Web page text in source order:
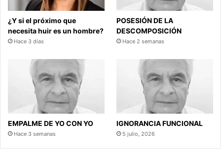
¿Y si el próximo que
necesita huir es un hombre?
Hace 3 días
POSESIÓN DE LA
DESCOMPOSICIÓN
Hace 2 semanas
EMPALME DE YO CON YO
Hace 3 semanas
IGNORANCIA FUNCIONAL
5 julio, 2026